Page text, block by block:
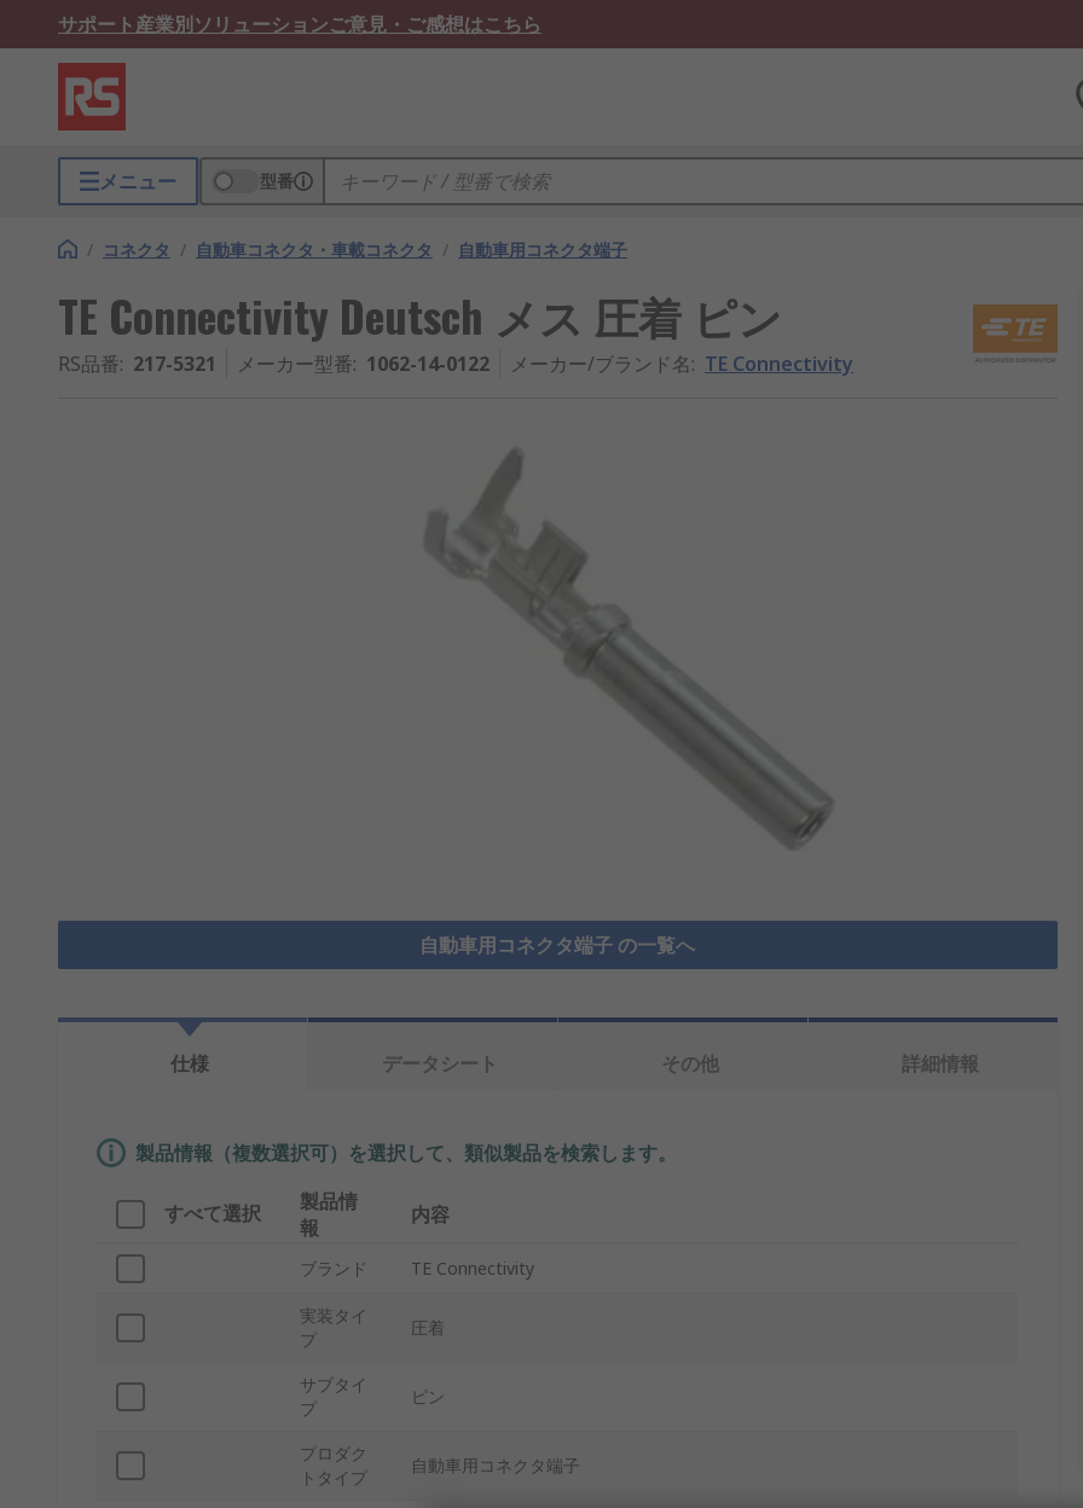
サポート産業別ソリューションご意見・ご感想はこちら
メニュー 型番
/ コネクタ / 自動車コネクタ・車載コネクタ / 自動車用コネクタ端子
TE Connectivity Deutsch メス 圧着 ピン
RS品番: 217-5321 メーカー型番: 1062-14-0122 メーカー/ブランド名: TE Connectivity
自動車用コネクタ端子 の一覧へ
仕様 データシート その他 詳細情報
製品情報（複数選択可）を選択して、類似製品を検索します。
すべて選択
製品情
報
内容
ブランド TE Connectivity
実装タイ
プ
圧着
サブタイ
プ
ピン
プロダク
トタイプ
自動車用コネクタ端子